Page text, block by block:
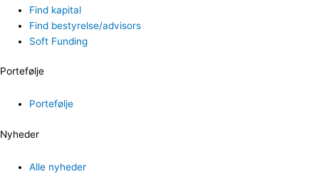
Find kapital
Find bestyrelse/advisors
Soft Funding
Portefølje
Portefølje
Nyheder
Alle nyheder